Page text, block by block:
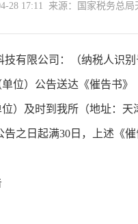
28 17:11 来源：国家税务总
技有限公司：（纳税人识别
）公告送达《催告书》
及时到我所（地址：天
告之日起满30日，上述《